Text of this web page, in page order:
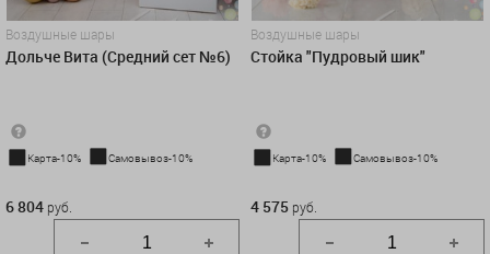
Воздушные шары
Дольче Вита (Средний сет №6)
Карта-10% Самовывоз-10%
6 804 руб.
Воздушные шары
Стойка "Пудровый шик"
Карта-10% Самовывоз-10%
4 575 руб.